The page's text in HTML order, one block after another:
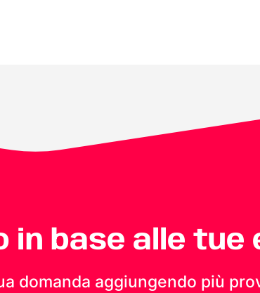
base alle tue
domanda aggiungendo più